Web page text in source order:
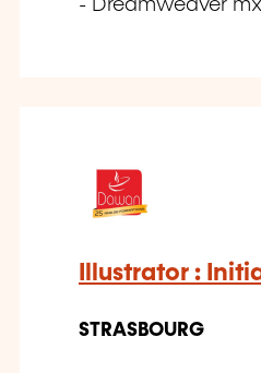
- Dreamweaver
Illustrator :
STRASBOURG